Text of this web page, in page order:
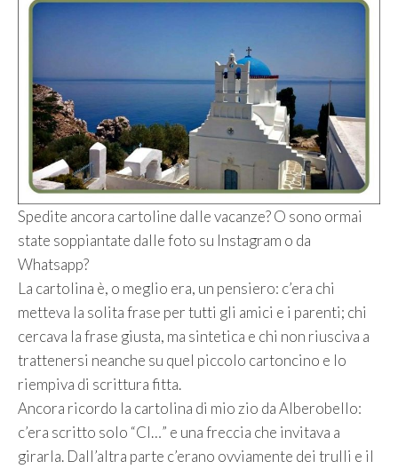
Spedite ancora cartoline dalle vacanze? O sono ormai
state soppiantate dalle foto su Instagram o da
Whatsapp?
La cartolina è, o meglio era, un pensiero: c’era chi
metteva la solita frase per tutti gli amici e i parenti; chi
cercava la frase giusta, ma sintetica e chi non riusciva a
trattenersi neanche su quel piccolo cartoncino e lo
riempiva di scrittura fitta.
Ancora ricordo la cartolina di mio zio da Alberobello:
c’era scritto solo “CI…” e una freccia che invitava a
girarla. Dall’altra parte c’erano ovviamente dei trulli e il